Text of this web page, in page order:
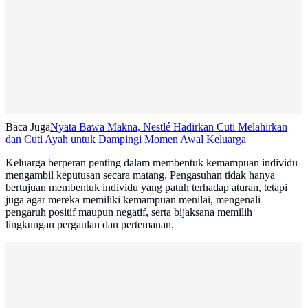
Baca JugaNyata Bawa Makna, Nestlé Hadirkan Cuti Melahirkan
dan Cuti Ayah untuk Dampingi Momen Awal Keluarga
Keluarga berperan penting dalam membentuk kemampuan individu
mengambil keputusan secara matang. Pengasuhan tidak hanya
bertujuan membentuk individu yang patuh terhadap aturan, tetapi
juga agar mereka memiliki kemampuan menilai, mengenali
pengaruh positif maupun negatif, serta bijaksana memilih
lingkungan pergaulan dan pertemanan.